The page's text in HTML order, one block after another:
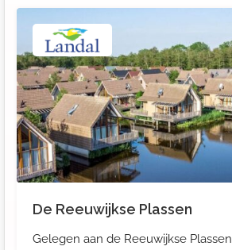
De Reeuwijkse Plassen
Gelegen aan de Reeuwijkse Plassen